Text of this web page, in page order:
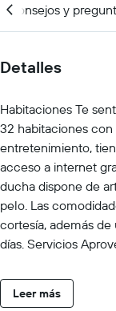
Consejos y
Detalles
Habitaciones Te
32 habitaciones
entretenimiento,
acceso a internet
ducha dispone de
pelo. Las
cortesía, además
días. Servicios
concierge.
en Chinese Culture
Leer más